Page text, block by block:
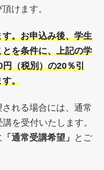
けます。
。お申込み後、学生
を条件に、上記の学
（税別）の20％引
す。
れる場合には、通常
を受付いたします。
「通常受講希望」
とご